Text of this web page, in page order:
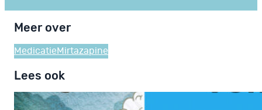
Meer over
Medicatie Mirtazapine
Lees ook